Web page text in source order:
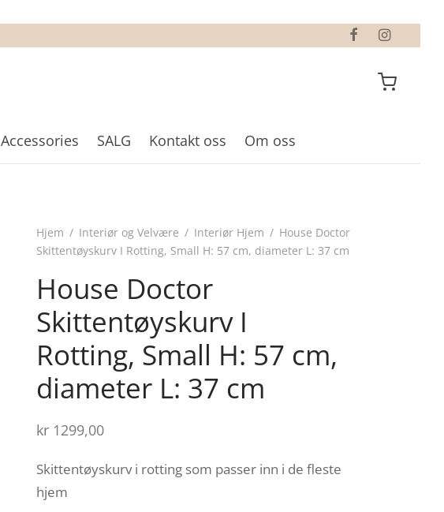
Accessories SALG Kontakt oss Om oss
Hjem / Interiør og Velvære / Interiør Hjem / House Doctor
Skittentøyskurv I Rotting, Small H: 57 cm, diameter L: 37 cm
House Doctor
Skittentøyskurv I
Rotting, Small H: 57 cm,
diameter L: 37 cm
kr 1299,00
Skittentøyskurv i rotting som passer inn i de fleste
hjem